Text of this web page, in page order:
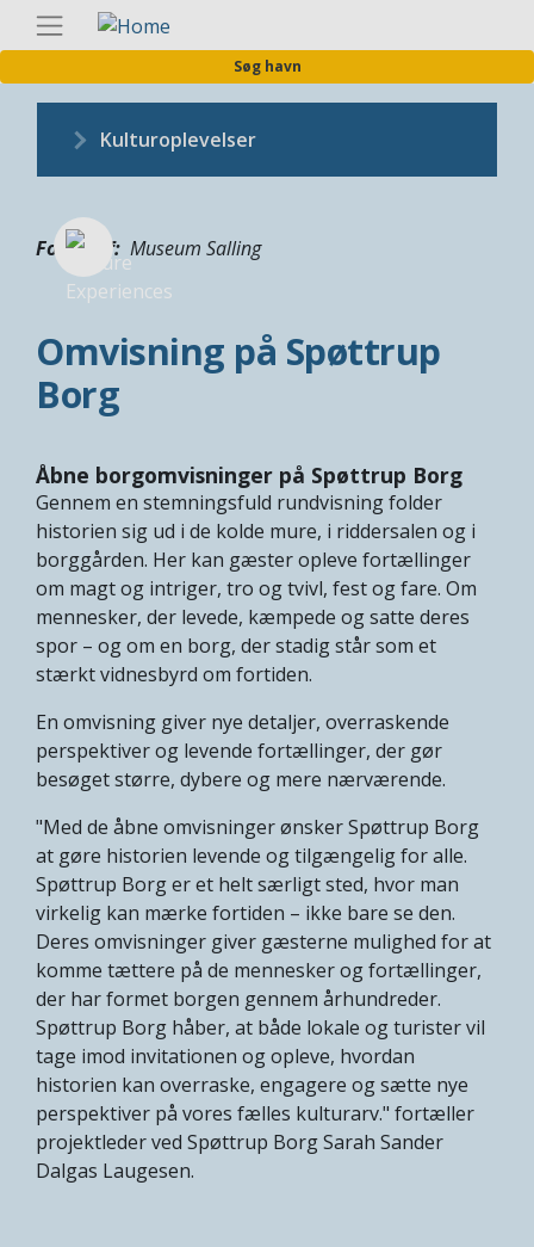
Søg havn
Kulturoplevelser
Fotograf Museum Salling
Omvisning på Spøttrup
Borg
Åbne borgomvisninger på Spøttrup Borg
Gennem en stemningsfuld rundvisning folder
historien sig ud i de kolde mure, i riddersalen og i
borggården. Her kan gæster opleve fortællinger
om magt og intriger, tro og tvivl, fest og fare. Om
mennesker, der levede, kæmpede og satte deres
spor – og om en borg, der stadig står som et
stærkt vidnesbyrd om fortiden.
En omvisning giver nye detaljer, overraskende
perspektiver og levende fortællinger, der gør
besøget større, dybere og mere nærværende.
"Med de åbne omvisninger ønsker Spøttrup Borg
at gøre historien levende og tilgængelig for alle.
Spøttrup Borg er et helt særligt sted, hvor man
virkelig kan mærke fortiden – ikke bare se den.
Deres omvisninger giver gæsterne mulighed for at
komme tættere på de mennesker og fortællinger,
der har formet borgen gennem århundreder.
Spøttrup Borg håber, at både lokale og turister vil
tage imod invitationen og opleve, hvordan
historien kan overraske, engagere og sætte nye
perspektiver på vores fælles kulturarv." fortæller
projektleder ved Spøttrup Borg Sarah Sander
Dalgas Laugesen.